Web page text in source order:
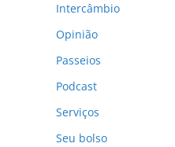
Intercâmbio
Opinião
Passeios
Podcast
Serviços
Seu bolso